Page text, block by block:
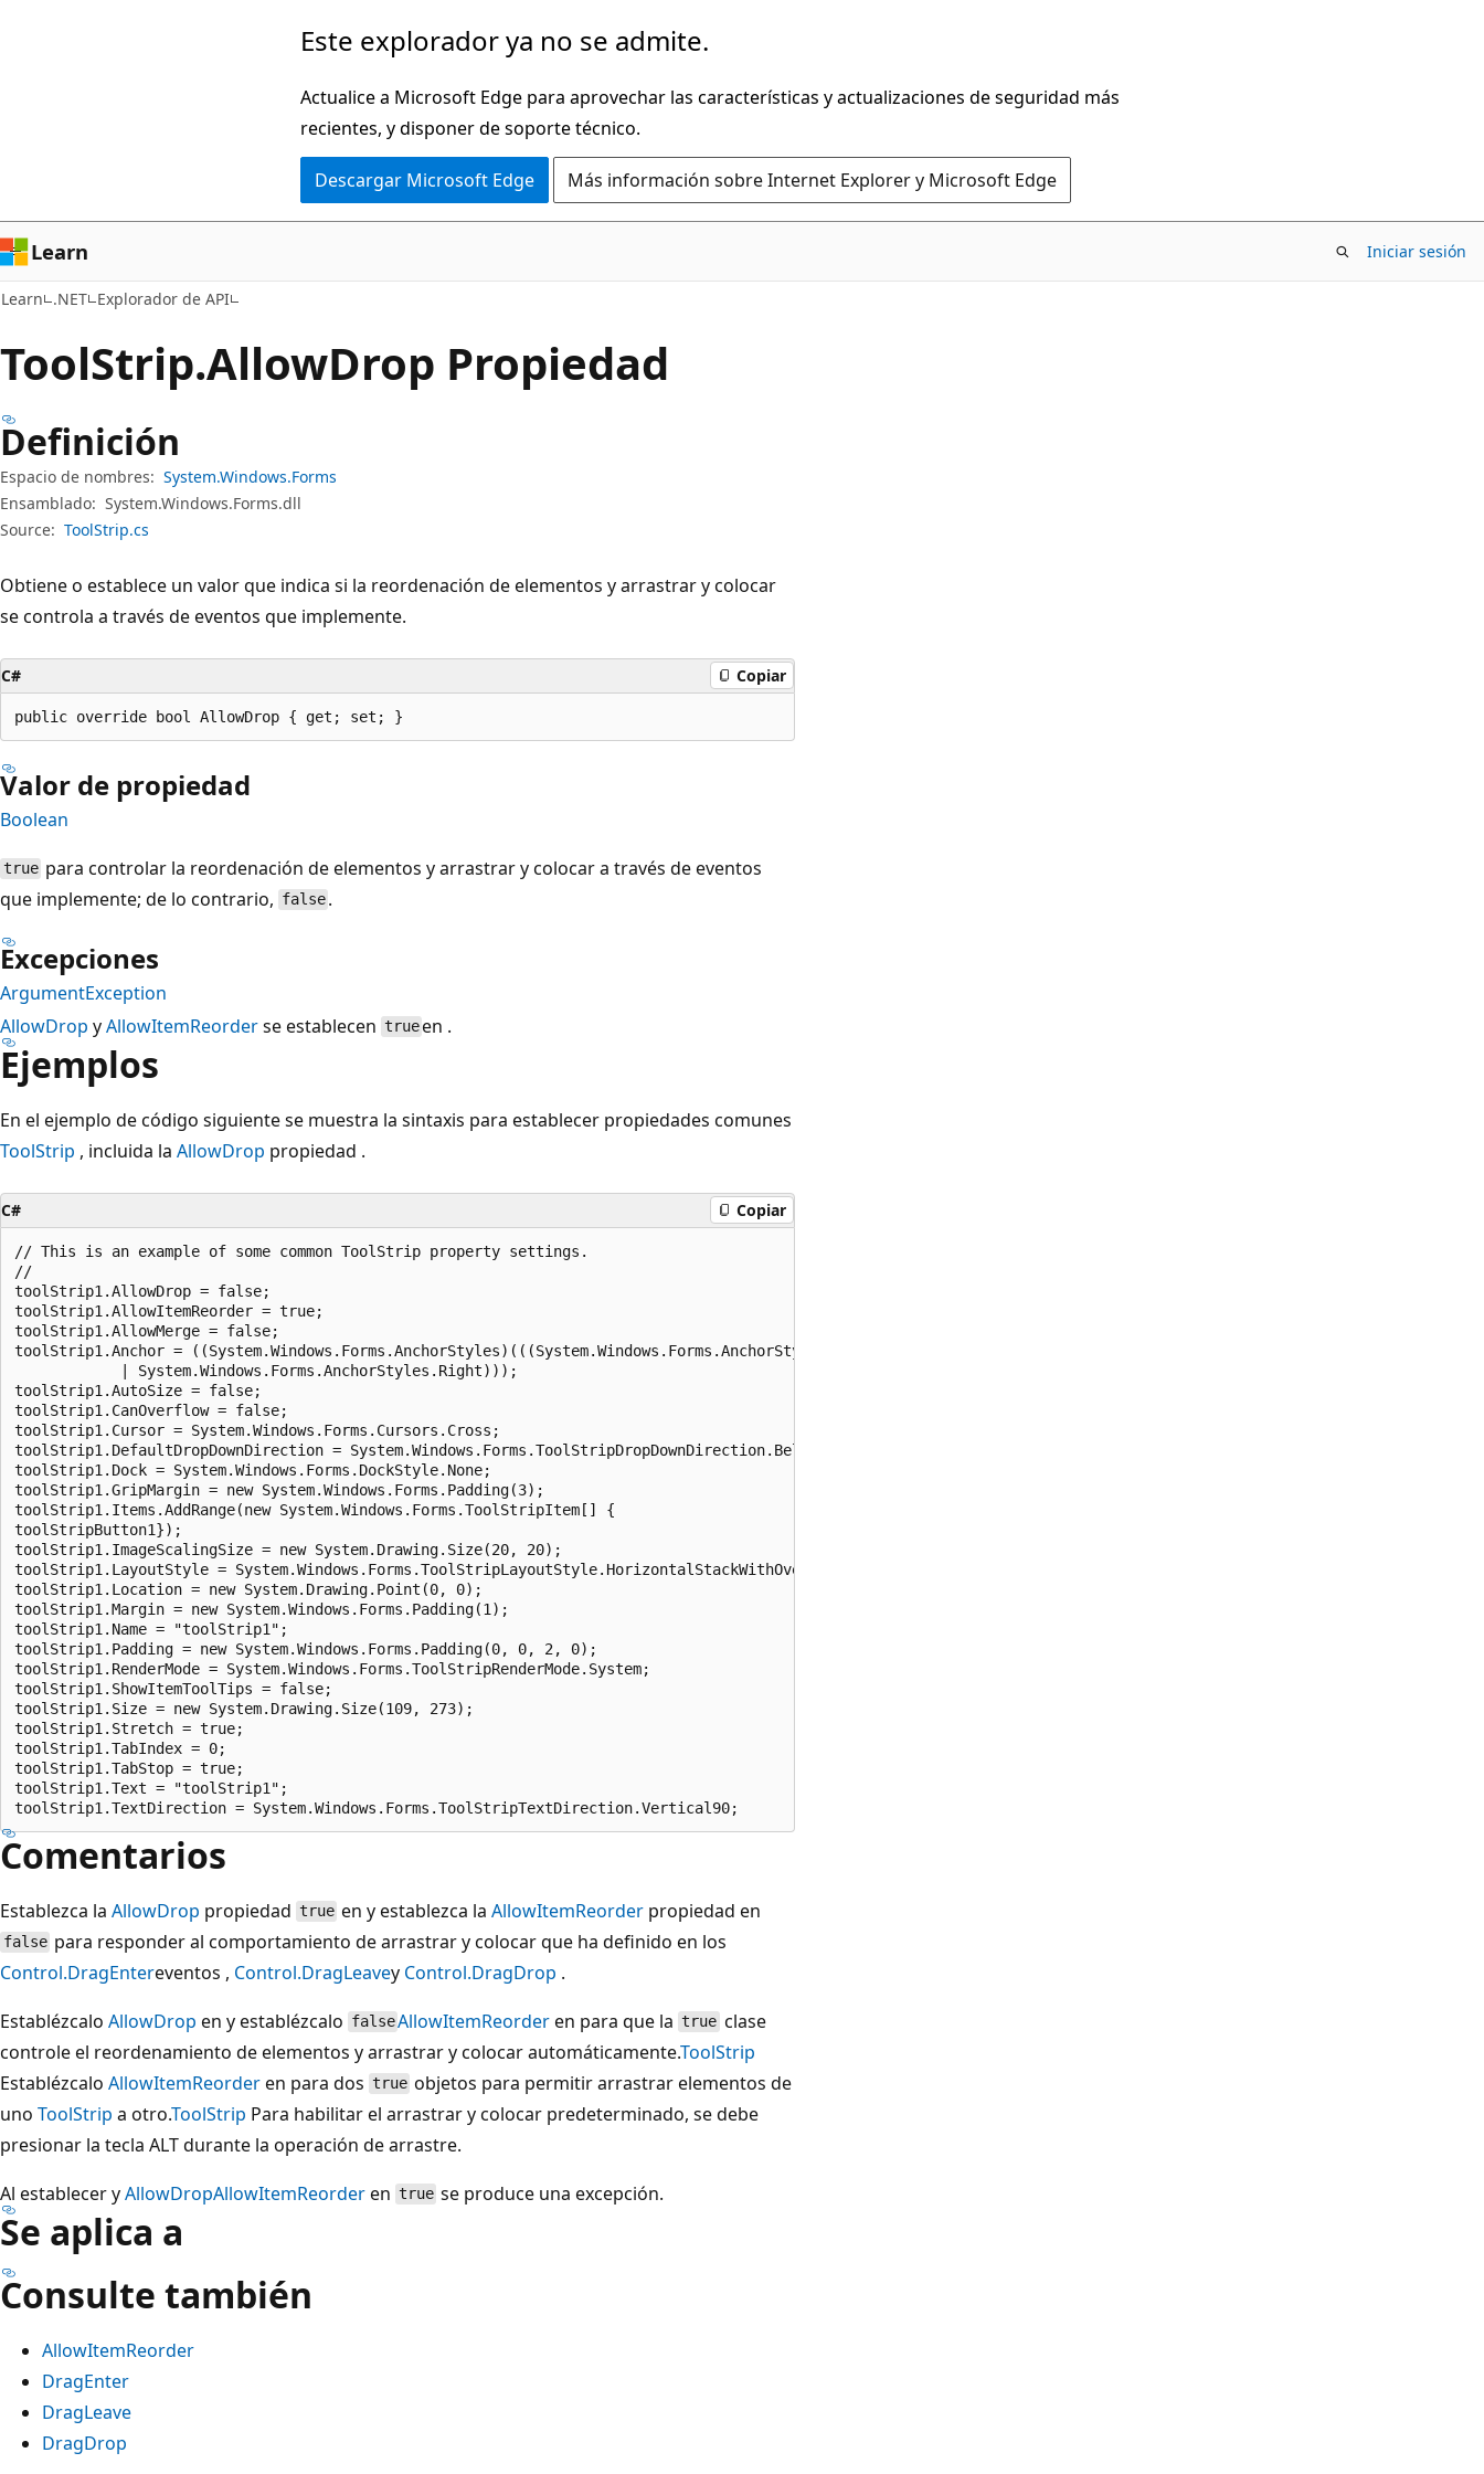
página
Este explorador ya no se admite.
Actualice a Microsoft Edge para aprovechar las características y actualizaciones de seguridad más
recientes, y disponer de soporte técnico.
Descargar Microsoft Edge Más información sobre Internet Explorer y Microsoft Edge
Learn Iniciar sesión
Learn .NET Explorador de API
ToolStrip.AllowDrop Propiedad
Definición
Espacio de nombres: System.Windows.Forms
Ensamblado: System.Windows.Forms.dll
Source: ToolStrip.cs
Obtiene o establece un valor que indica si la reordenación de elementos y arrastrar y colocar
se controla a través de eventos que implemente.
C# Copiar
public override bool AllowDrop { get; set; }
Valor de propiedad
Boolean
true para controlar la reordenación de elementos y arrastrar y colocar a través de eventos
que implemente; de lo contrario, false .
Excepciones
ArgumentException
AllowDrop yAllowItemReorderse establecen trueen .
Ejemplos
En el ejemplo de código siguiente se muestra la sintaxis para establecer propiedades comunes
ToolStrip , incluida la AllowDrop propiedad .
C# Copiar
// This is an example of some common ToolStrip property settings.
//
toolStrip1.AllowDrop = false;
toolStrip1.AllowItemReorder = true;
toolStrip1.AllowMerge = false;
toolStrip1.Anchor = ((System.Windows.Forms.AnchorStyles)(((System.Windows.Forms.AnchorStyles.Top | System.Windows.Forms.AnchorStyles.Left)
            | System.Windows.Forms.AnchorStyles.Right)));
toolStrip1.AutoSize = false;
toolStrip1.CanOverflow = false;
toolStrip1.Cursor = System.Windows.Forms.Cursors.Cross;
toolStrip1.DefaultDropDownDirection = System.Windows.Forms.ToolStripDropDownDirection.BelowRight;
toolStrip1.Dock = System.Windows.Forms.DockStyle.None;
toolStrip1.GripMargin = new System.Windows.Forms.Padding(3);
toolStrip1.Items.AddRange(new System.Windows.Forms.ToolStripItem[] {
toolStripButton1});
toolStrip1.ImageScalingSize = new System.Drawing.Size(20, 20);
toolStrip1.LayoutStyle = System.Windows.Forms.ToolStripLayoutStyle.HorizontalStackWithOverflow;
toolStrip1.Location = new System.Drawing.Point(0, 0);
toolStrip1.Margin = new System.Windows.Forms.Padding(1);
toolStrip1.Name = "toolStrip1";
toolStrip1.Padding = new System.Windows.Forms.Padding(0, 0, 2, 0);
toolStrip1.RenderMode = System.Windows.Forms.ToolStripRenderMode.System;
toolStrip1.ShowItemToolTips = false;
toolStrip1.Size = new System.Drawing.Size(109, 273);
toolStrip1.Stretch = true;
toolStrip1.TabIndex = 0;
toolStrip1.TabStop = true;
toolStrip1.Text = "toolStrip1";
Comentarios
Establezca la AllowDrop propiedad true en y establezca laAllowItemReorder propiedad en
false para responder al comportamiento de arrastrar y colocar que ha definido en los
Control.DragEntereventos , Control.DragLeavey Control.DragDrop .
Establézcalo AllowDrop en y establézcalo falseAllowItemReorderen para que latrueclase
controle el reordenamiento de elementos y arrastrar y colocar automáticamente.ToolStrip
Establézcalo AllowItemReorderen para dos true objetos para permitir arrastrar elementos de
uno ToolStrip a otro.ToolStrip Para habilitar el arrastrar y colocar predeterminado, se debe
presionar la tecla ALT durante la operación de arrastre.
Al establecer yAllowDropAllowItemReorderen true se produce una excepción.
Se aplica a
Consulte también
AllowItemReorder
DragEnter
DragLeave
DragDrop